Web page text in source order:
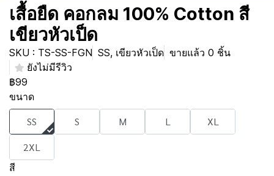
เสื้อยืด คอกลม 100% Cotton สี
เขียวหัวเป็ด
SKU : TS-SS-FGN SS, เขียวหัวเป็ด ขายแล้ว 0 ชิ้น
ยังไม่มีรีวิว
฿99
ขนาด
SS S M L
XL
2XL
สี